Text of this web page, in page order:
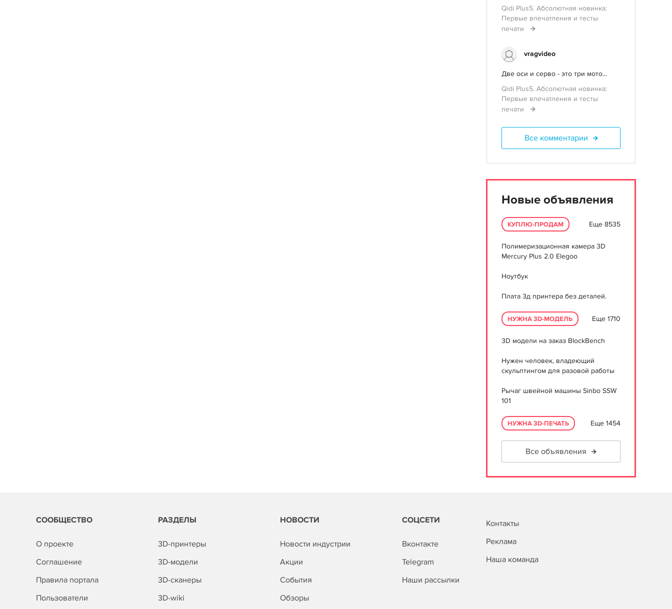
Qidi Plus5. Абсолютная новинка:
Первые впечатления и тесты
печати
vragvideo
Две оси и серво - это три мото...
Qidi Plus5. Абсолютная новинка:
Первые впечатления и тесты
печати
Все комментарии
Новые объявления
КУПЛЮ-ПРОДАМ Еще 8535
Полимеризационная камера 3D
Mercury Plus 2.0 Elegoo
Ноутбук
Плата 3д принтера без деталей.
НУЖНА 3D-МОДЕЛЬ Еще 1710
3D модели на заказ BlockBench
Нужен человек, владеющий
скульптингом для разовой работы
Рычаг швейной машины Sinbo SSW
101
НУЖНА 3D-ПЕЧАТЬ Еще 1454
Все объявления
СООБЩЕСТВО
О проекте
Соглашение
Правила портала
Пользователи
РАЗДЕЛЫ
3D-принтеры
3D-модели
3D-сканеры
3D-wiki
НОВОСТИ
Новости индустрии
Акции
События
Обзоры
СОЦСЕТИ
Вконтакте
Telegram
Наши рассылки
Контакты
Реклама
Наша команда